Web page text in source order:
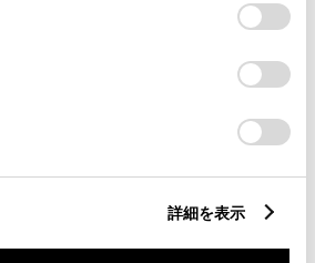
クッキー)が保存されることに同
。Cookie(クッキー)のオプトアウト、
回したりするにあたっては、当社の
報の取り扱いについて
」をご覧くだ
詳細を表示
イヤ＆17×6½Jアル
樹脂フルキャップ
塗装］付）
備］